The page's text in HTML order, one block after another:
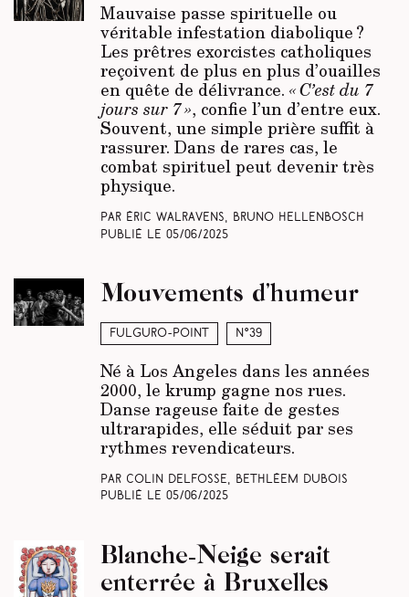
Mauvaise passe spirituelle ou
véritable infestation diabolique ?
Les prêtres exorcistes catholiques
reçoivent de plus en plus d’ouailles
en quête de délivrance. « C’est du 7
jours sur 7 », confie l’un d’entre eux.
Souvent, une simple prière suffit à
rassurer. Dans de rares cas, le
combat spirituel peut devenir très
physique.
Par Éric Walravens, Bruno Hellenbosch
Publié le 05/06/2025
Fulguro-Point N°39
Mouvements d’humeur
Né à Los Angeles dans les années
2000, le krump gagne nos rues.
Danse rageuse faite de gestes
ultrarapides, elle séduit par ses
rythmes revendicateurs.
Par Colin Delfosse, Bethléem Dubois
Publié le 05/06/2025
Blanche-Neige serait
enterrée à Bruxelles